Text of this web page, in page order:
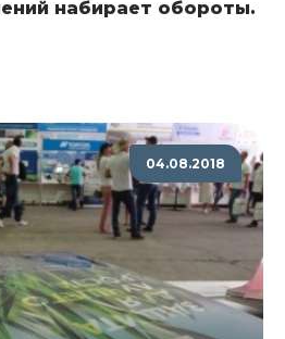
набирает обороты.
04.08.2018